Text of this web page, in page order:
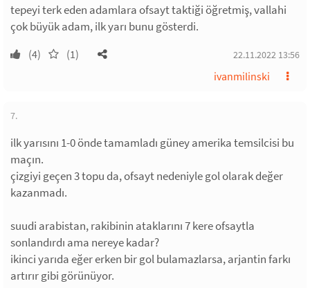
tepeyi terk eden adamlara ofsayt taktiği öğretmiş, vallahi
çok büyük adam, ilk yarı bunu gösterdi.
(4) (1) 22.11.2022 13:56
ivanmilinski
7.
ilk yarısını 1-0 önde tamamladı güney amerika temsilcisi bu
maçın.
çizgiyi geçen 3 topu da, ofsayt nedeniyle gol olarak değer
kazanmadı.
suudi arabistan, rakibinin ataklarını 7 kere ofsaytla
sonlandırdı ama nereye kadar?
ikinci yarıda eğer erken bir gol bulamazlarsa, arjantin farkı
artırır gibi görünüyor.